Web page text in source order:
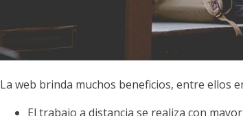
La web brinda muchos beneficios, entre ellos
El trabajo a distancia se realiza con